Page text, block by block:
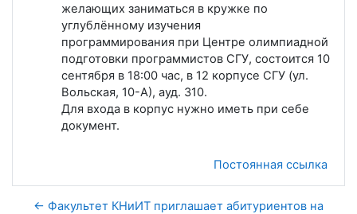
желающих заниматься в кружке по
углублённому изучения
программирования при Центре олимпиадной
подготовки программистов СГУ, состоится 10
сентября в 18:00 час, в 12 корпусе СГУ (ул.
Вольская, 10-А), ауд. 310.
Для входа в корпус нужно иметь при себе
документ.
Постоянная ссылка
← Факультет КНиИТ приглашает абитуриентов на